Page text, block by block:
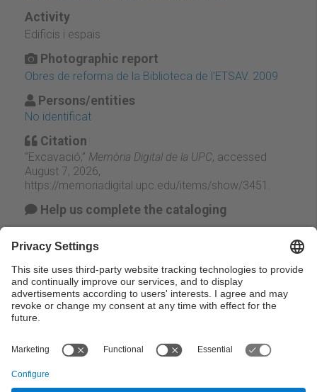
Activity
Edificis i espais
Photographic report
Obres de reforma de la Biblioteca de l'ETSAV. 2009
Persons/entities
No identificat
Citation
“Excavació,” Memòria Digital de la UPC, accessed
August 7, 2026,
https://memoriadigital.upc.edu/items/show/3451
Help us complete the cataloging
Suggest change
Facebook Twitter Email